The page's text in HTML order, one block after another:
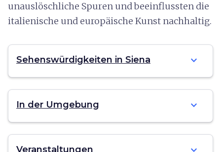
unauslöschliche Spuren und beeinflussten die
italienische und europäische Kunst nachhaltig.
Sehenswürdigkeiten in Siena expand_more
In der Umgebung expand_more
Veranstaltungen